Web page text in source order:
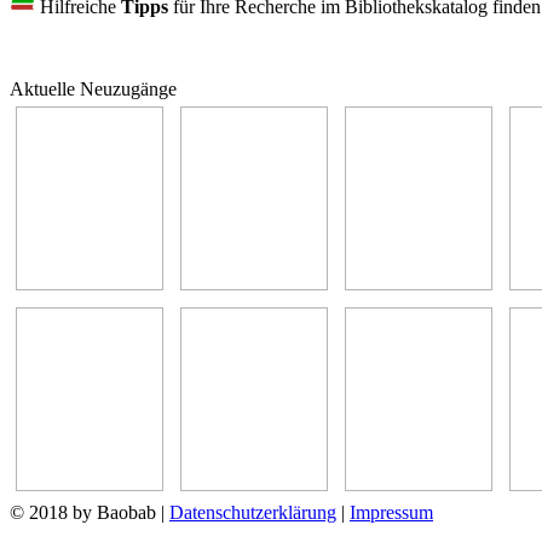
Hilfreiche Tipps für Ihre Recherche im Bibliothekskatalog
Aktuelle Neuzugänge
© 2018 by Baobab | Datenschutzerklärung | Impressum